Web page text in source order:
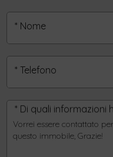
* Nome
* Telefono
* Di quali informazioni